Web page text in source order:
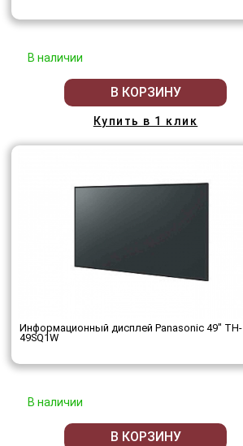
В наличии
В КОРЗИНУ
Купить в 1 клик
Информационный дисплей Panasonic 49" TH-
49SQ1W
В наличии
В КОРЗИНУ